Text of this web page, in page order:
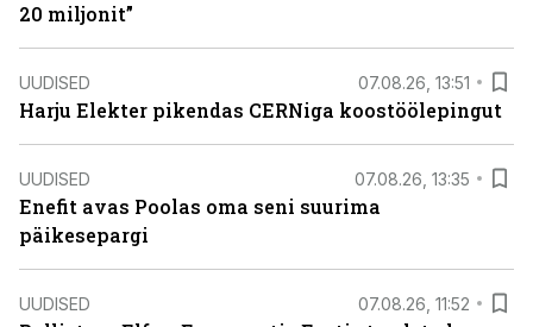
20 miljonit”
UUDISED 07.08.26, 13:51
Harju Elekter pikendas CERNiga koostöölepingut
UUDISED 07.08.26, 13:35
Enefit avas Poolas oma seni suurima
päikesepargi
UUDISED 07.08.26, 11:52